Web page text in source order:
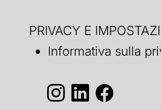
PRIVACY E
Informativa sulla